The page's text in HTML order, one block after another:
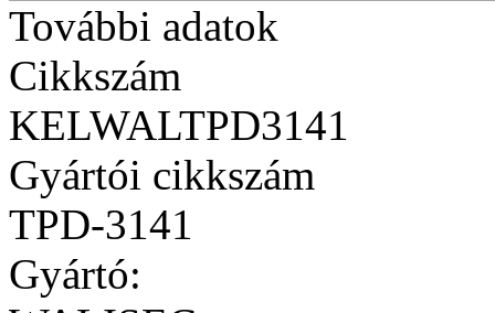
További adatok
Cikkszám
KELWALTPD3141
Gyártói cikkszám
TPD-3141
Gyártó: